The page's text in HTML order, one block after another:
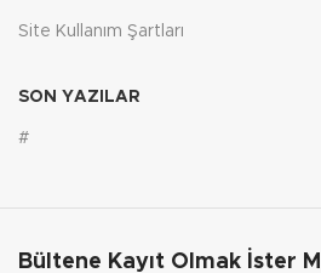
Site Kullanım Şartları
SON YAZILAR
#
Bültene Kayıt Olmak İster